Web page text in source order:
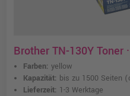
Brother TN-130Y Toner
Farben: yellow
Kapazität: bis zu 1500 Seiten
Lieferzeit: 1-3 Werktage